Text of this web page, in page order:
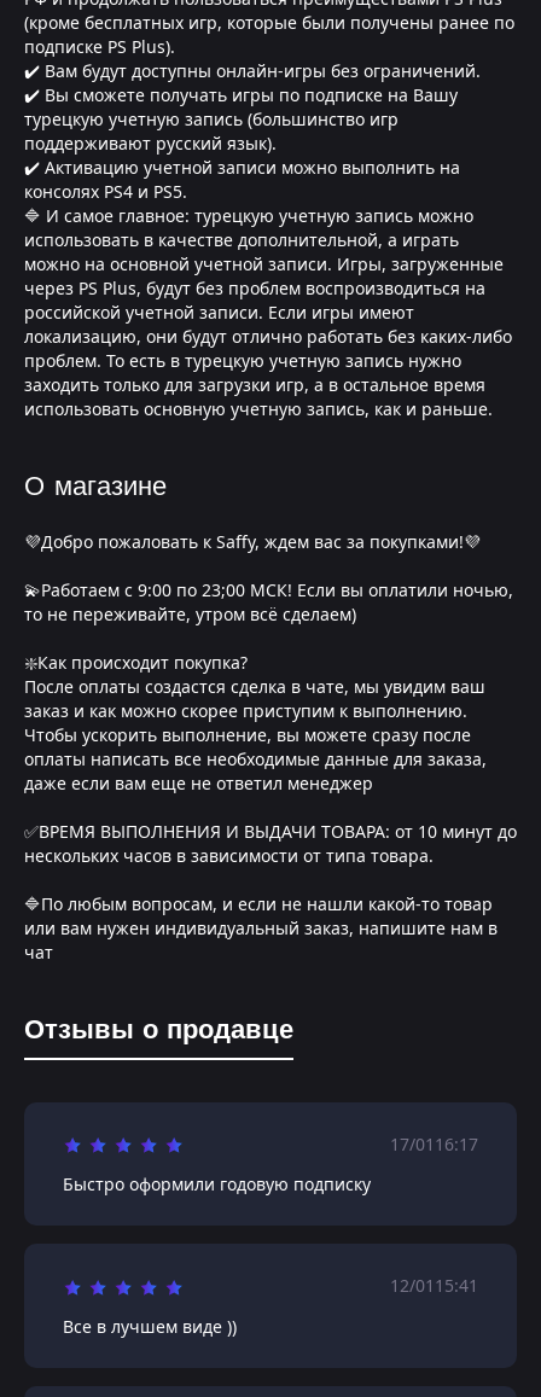
(кроме бесплатных игр, которые были получены ранее по
подписке PS Plus).
✔️ Вам будут доступны онлайн-игры без ограничений.
✔️ Вы сможете получать игры по подписке на Вашу
турецкую учетную запись (большинство игр
поддерживают русский язык).
✔️ Активацию учетной записи можно выполнить на
консолях PS4 и PS5.
🔷 И самое главное: турецкую учетную запись можно
использовать в качестве дополнительной, а играть
можно на основной учетной записи. Игры, загруженные
через PS Plus, будут без проблем воспроизводиться на
российской учетной записи. Если игры имеют
локализацию, они будут отлично работать без каких-либо
проблем. То есть в турецкую учетную запись нужно
заходить только для загрузки игр, а в остальное время
использовать основную учетную запись, как и раньше.
О магазине
💜Добро пожаловать к Saffy, ждем вас за покупками!💜
💫Работаем с 9:00 по 23;00 МСК! Если вы оплатили ночью,
то не переживайте, утром всё сделаем)
❇️Как происходит покупка?
После оплаты создастся сделка в чате, мы увидим ваш
заказ и как можно скорее приступим к выполнению.
Чтобы ускорить выполнение, вы можете сразу после
оплаты написать все необходимые данные для заказа,
даже если вам еще не ответил менеджер
✅ВРЕМЯ ВЫПОЛНЕНИЯ И ВЫДАЧИ ТОВАРА: от 10 минут до
нескольких часов в зависимости от типа товара.
🔷По любым вопросам, и если не нашли какой-то товар
или вам нужен индивидуальный заказ, напишите нам в
чат
Отзывы о продавце
17/01 16:17
Быстро оформили годовую подписку
12/01 15:41
Все в лучшем виде ))